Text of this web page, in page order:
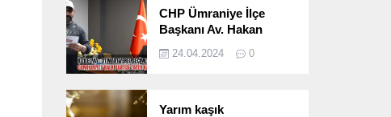
CHP Ümraniye İlçe
Başkanı Av. Hakan
Seçimlerini
24.04.2024 0
Yarım kaşık